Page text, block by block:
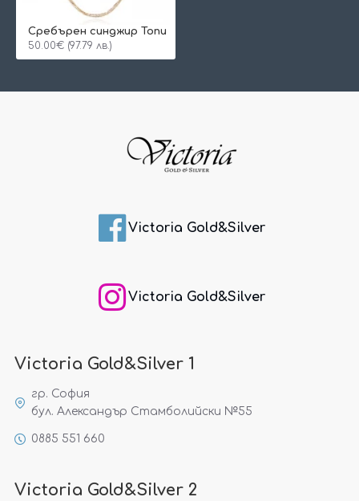
Сребърен синджир Топи
50.00€ (97.79 лв.)
Victoria Gold&Silver
Victoria Gold&Silver
Victoria Gold&Silver 1
гр. София
бул. Александър Стамболийски №55
0885 551 660
Victoria Gold&Silver 2